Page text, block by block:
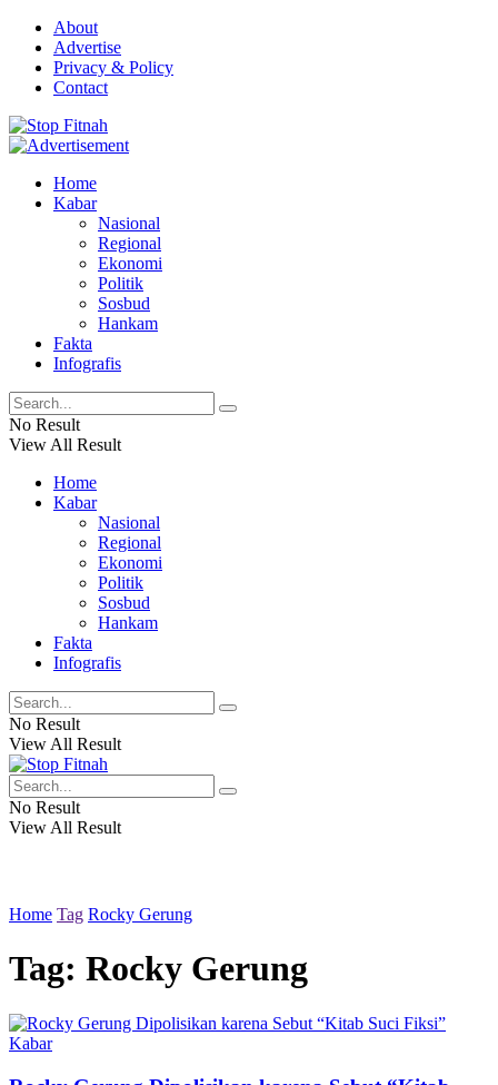
About
Advertise
Privacy & Policy
Contact
Home
Kabar
Nasional
Regional
Ekonomi
Politik
Sosbud
Hankam
Fakta
Infografis
No Result
View All Result
Home
Kabar
Nasional
Regional
Ekonomi
Politik
Sosbud
Hankam
Fakta
Infografis
No Result
View All Result
No Result
View All Result
Home Tag Rocky Gerung
Tag: Rocky Gerung
Kabar